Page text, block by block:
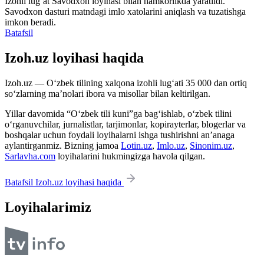
Savodxon dasturi matndagi imlo xatolarini aniqlash va tuzatishga
imkon beradi.
Batafsil
Izoh.uz loyihasi haqida
Izoh.uz — O‘zbek tilining xalqona izohli lug‘ati 35 000 dan ortiq
so‘zlarning ma’nolari ibora va misollar bilan keltirilgan.
Yillar davomida “O‘zbek tili kuni”ga bag‘ishlab, o‘zbek tilini
o‘rganuvchilar, jurnalistlar, tarjimonlar, kopirayterlar, blogerlar va
boshqalar uchun foydali loyihalarni ishga tushirishni an’anaga
aylantirganmiz. Bizning jamoa Lotin.uz, Imlo.uz, Sinonim.uz,
Sarlavha.com loyihalarini hukmingizga havola qilgan.
Batafsil Izoh.uz loyihasi haqida
Loyihalarimiz